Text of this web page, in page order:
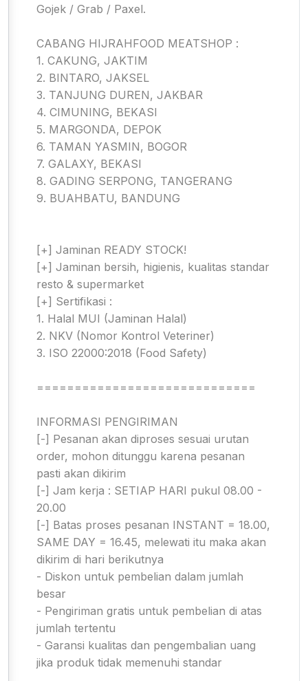
Gojek / Grab / Paxel.
CABANG HIJRAHFOOD MEATSHOP :
1. CAKUNG, JAKTIM
2. BINTARO, JAKSEL
3. TANJUNG DUREN, JAKBAR
4. CIMUNING, BEKASI
5. MARGONDA, DEPOK
6. TAMAN YASMIN, BOGOR
7. GALAXY, BEKASI
8. GADING SERPONG, TANGERANG
9. BUAHBATU, BANDUNG
[+] Jaminan READY STOCK!
[+] Jaminan bersih, higienis, kualitas standar
resto & supermarket
[+] Sertifikasi :
1. Halal MUI (Jaminan Halal)
2. NKV (Nomor Kontrol Veteriner)
3. ISO 22000:2018 (Food Safety)
=============================
INFORMASI PENGIRIMAN
[-] Pesanan akan diproses sesuai urutan
order, mohon ditunggu karena pesanan
pasti akan dikirim
[-] Jam kerja : SETIAP HARI pukul 08.00 -
20.00
[-] Batas proses pesanan INSTANT = 18.00,
SAME DAY = 16.45, melewati itu maka akan
dikirim di hari berikutnya
- Diskon untuk pembelian dalam jumlah
besar
- Pengiriman gratis untuk pembelian di atas
jumlah tertentu
- Garansi kualitas dan pengembalian uang
jika produk tidak memenuhi standar